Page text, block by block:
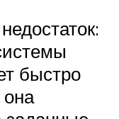
быстро